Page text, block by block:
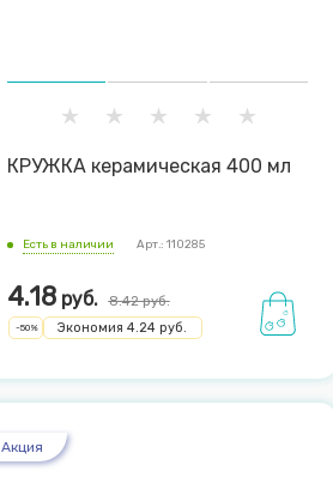
КРУЖКА керамическая 400 мл
Есть в наличии Арт.: 110285
4.18руб. 8.42руб.
-50% Экономия 4.24руб.
Акция